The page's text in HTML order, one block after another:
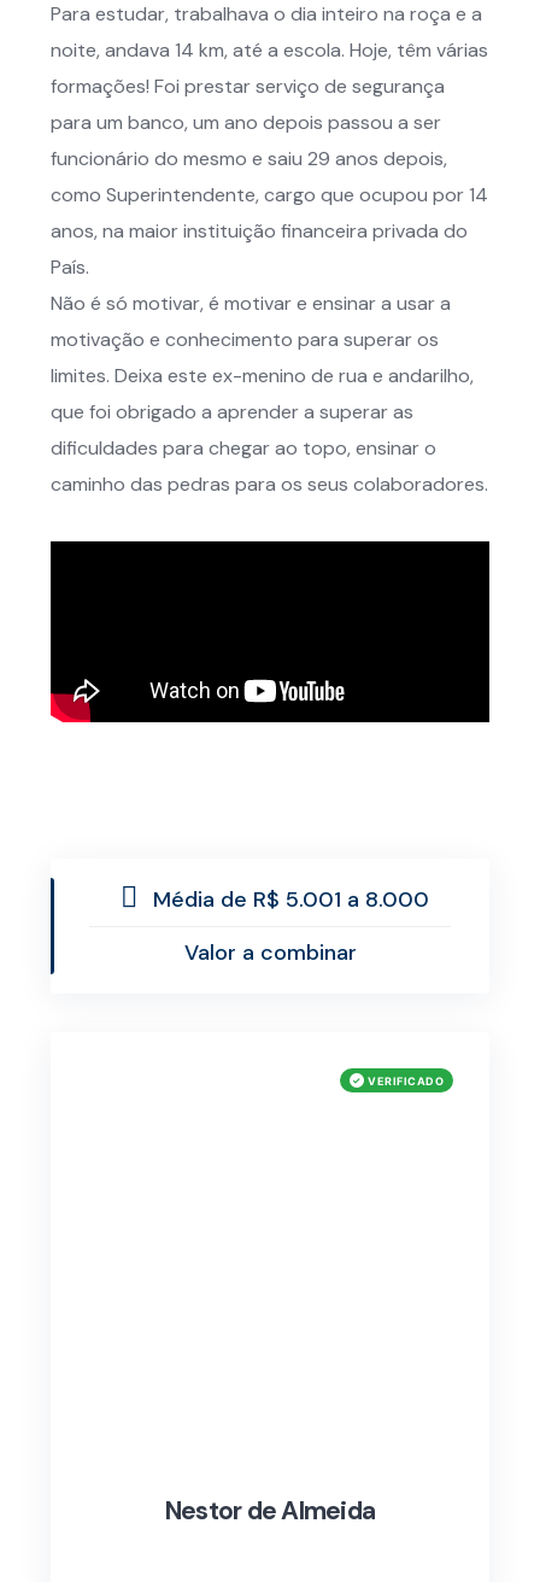
Para estudar, trabalhava o dia inteiro na roça e a
noite, andava 14 km, até a escola. Hoje, têm várias
formações! Foi prestar serviço de segurança
para um banco, um ano depois passou a ser
funcionário do mesmo e saiu 29 anos depois,
como Superintendente, cargo que ocupou por 14
anos, na maior instituição financeira privada do
País.
Não é só motivar, é motivar e ensinar a usar a
motivação e conhecimento para superar os
limites. Deixa este ex-menino de rua e andarilho,
que foi obrigado a aprender a superar as
dificuldades para chegar ao topo, ensinar o
caminho das pedras para os seus colaboradores.
Média de R$ 5.001 a 8.000
Valor a combinar
Nestor de Almeida